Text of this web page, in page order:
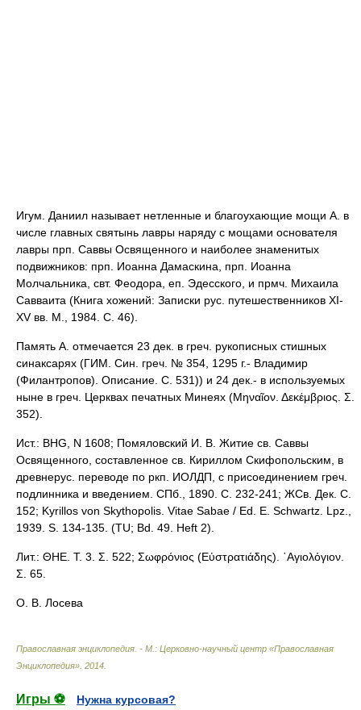
Игум. Даниил называет нетленные и благоухающие мощи А. в
числе главных святынь лавры наряду с мощами основателя
лавры прп. Саввы Освященного и наиболее знаменитых
подвижников: прп. Иоанна Дамаскина, прп. Иоанна
Молчальника, свт. Феодора, еп. Эдесского, и прмч. Михаила
Савваита (Книга хожений: Записки рус. путешественников XI-
XV вв. М., 1984. С. 46).
Память А. отмечается 23 дек. в греч. рукописных стишных
синаксарях (ГИМ. Син. греч. № 354, 1295 г.- Владимир
(Филантропов). Описание. С. 531)) и 24 дек.- в используемых
ныне в греч. Церквах печатных Минеях (Μηναῖον. Δεκέμβριος. Σ.
352).
Ист.: BHG, N 1608; Помяловский И. В. Житие св. Саввы
Освященного, составленное св. Кириллом Скифопольским, в
древнерус. переводе по ркп. ИОЛДП, с присоединением греч.
подлинника и введением. СПб., 1890. С. 232-241; ЖСв. Дек. С.
152; Kyrillos von Skythopolis. Vitae Sabae / Ed. E. Schwartz. Lpz.,
1939. S. 134-135. (TU; Bd. 49. Heft 2).
Лит.: ΘΗΕ. Τ. 3. Σ. 522; Σωφρόνιος (Εὐστρατιάδης). ῾Αγιολόγιον.
Σ. 65.
О. В. Лосева
Православная энциклопедия. - М.: Церковно-научный центр «Православная
Энциклопедия» 2014
Игры ⚽
Нужна курсовая?